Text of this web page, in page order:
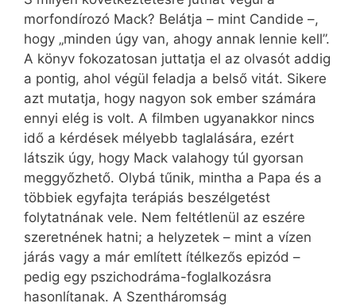
morfondírozó Mack? Belátja – mint Candide –,
hogy „minden úgy van, ahogy annak lennie kell”.
A könyv fokozatosan juttatja el az olvasót addig
a pontig, ahol végül feladja a belső vitát. Sikere
azt mutatja, hogy nagyon sok ember számára
ennyi elég is volt. A filmben ugyanakkor nincs
idő a kérdések mélyebb taglalására, ezért
látszik úgy, hogy Mack valahogy túl gyorsan
meggyőzhető. Olybá tűnik, mintha a Papa és a
többiek egyfajta terápiás beszélgetést
folytatnának vele. Nem feltétlenül az eszére
szeretnének hatni; a helyzetek – mint a vízen
járás vagy a már említett ítélkezős epizód –
pedig egy pszichodráma-foglalkozásra
hasonlítanak. A Szentháromság